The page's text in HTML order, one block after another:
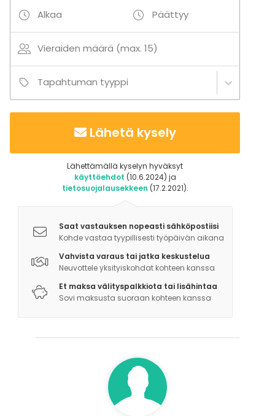
Alkaa Päättyy
Vieraiden määrä (max. 15)
Tapahtuman tyyppi
Lähetä kysely
Lähettämällä kyselyn hyväksyt
käyttöehdot (10.6.2024) ja
tietosuojalausekkeen (17.2.2021).
Saat vastauksen nopeasti sähköpostiisi
Kohde vastaa tyypillisesti työpäivän aikana
Vahvista varaus tai jatka keskustelua
Neuvottele yksityiskohdat kohteen kanssa
Et maksa välityspalkkiota tai lisähintaa
Sovi maksusta suoraan kohteen kanssa